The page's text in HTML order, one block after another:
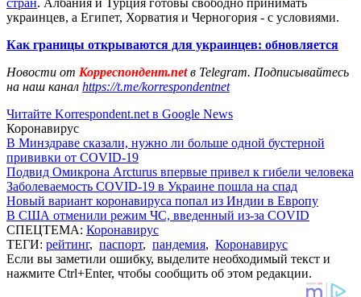
украинцев, а Египет, Хорватия и Черногория - с условиями.
Как границы открываются для украинцев: обновляется
Новости от Корреспондент.netв Telegram. Подписывайтесь
на наш канал https://t.me/korrespondentnet
Читайте Korrespondent.net в Google News
Коронавирус
В Минздраве сказали, нужно ли больше одной бустерной
прививки от COVID-19
Подвид Омикрона Arcturus впервые привел к гибели человека
Заболеваемость COVID-19 в Украине пошла на спад
Новый вариант коронавируса попал из Индии в Европу
В США отменили режим ЧС, введенный из-за COVID
СПЕЦТЕМА: Коронавирус
ТЕГИ: рейтинг, паспорт, пандемия, Коронавирус
Если вы заметили ошибку, выделите необходимый текст и
нажмите Ctrl+Enter, чтобы сообщить об этом редакции.